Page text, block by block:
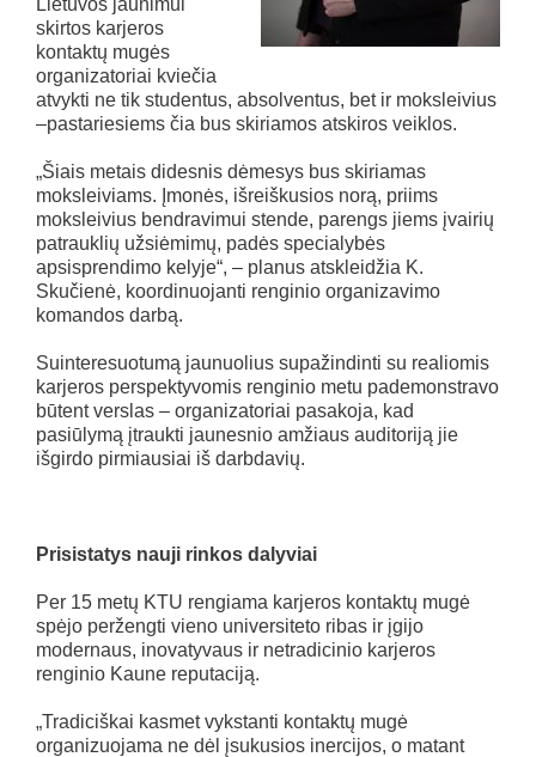
skirtos karjeros
kontaktų mugės
organizatoriai kviečia
atvykti ne tik studentus, absolventus, bet ir moksleivius
–pastariesiems čia bus skiriamos atskiros veiklos.
„Šiais metais didesnis dėmesys bus skiriamas
moksleiviams. Įmonės, išreiškusios norą, priims
moksleivius bendravimui stende, parengs jiems įvairių
patrauklių užsiėmimų, padės specialybės
apsisprendimo kelyje“, – planus atskleidžia K.
Skučienė, koordinuojanti renginio organizavimo
komandos darbą.
Suinteresuotumą jaunuolius supažindinti su realiomis
karjeros perspektyvomis renginio metu pademonstravo
būtent verslas – organizatoriai pasakoja, kad
pasiūlymą įtraukti jaunesnio amžiaus auditoriją jie
išgirdo pirmiausiai iš darbdavių.
Prisistatys nauji rinkos dalyviai
Per 15 metų KTU rengiama karjeros kontaktų mugė
spėjo peržengti vieno universiteto ribas ir įgijo
modernaus, inovatyvaus ir netradicinio karjeros
renginio Kaune reputaciją.
„Tradiciškai kasmet vykstanti kontaktų mugė
organizuojama ne dėl įsukusios inercijos, o matant